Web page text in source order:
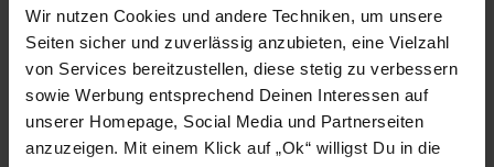
Wir nutzen Cookies und andere Techniken, um unsere
Seiten sicher und zuverlässig anzubieten, eine Vielzahl
von Services bereitzustellen, diese stetig zu verbessern
sowie Werbung entsprechend Deinen Interessen auf
unserer Homepage, Social Media und Partnerseiten
anzuzeigen. Mit einem Klick auf „Ok“ willigst Du in die
PAYBACK